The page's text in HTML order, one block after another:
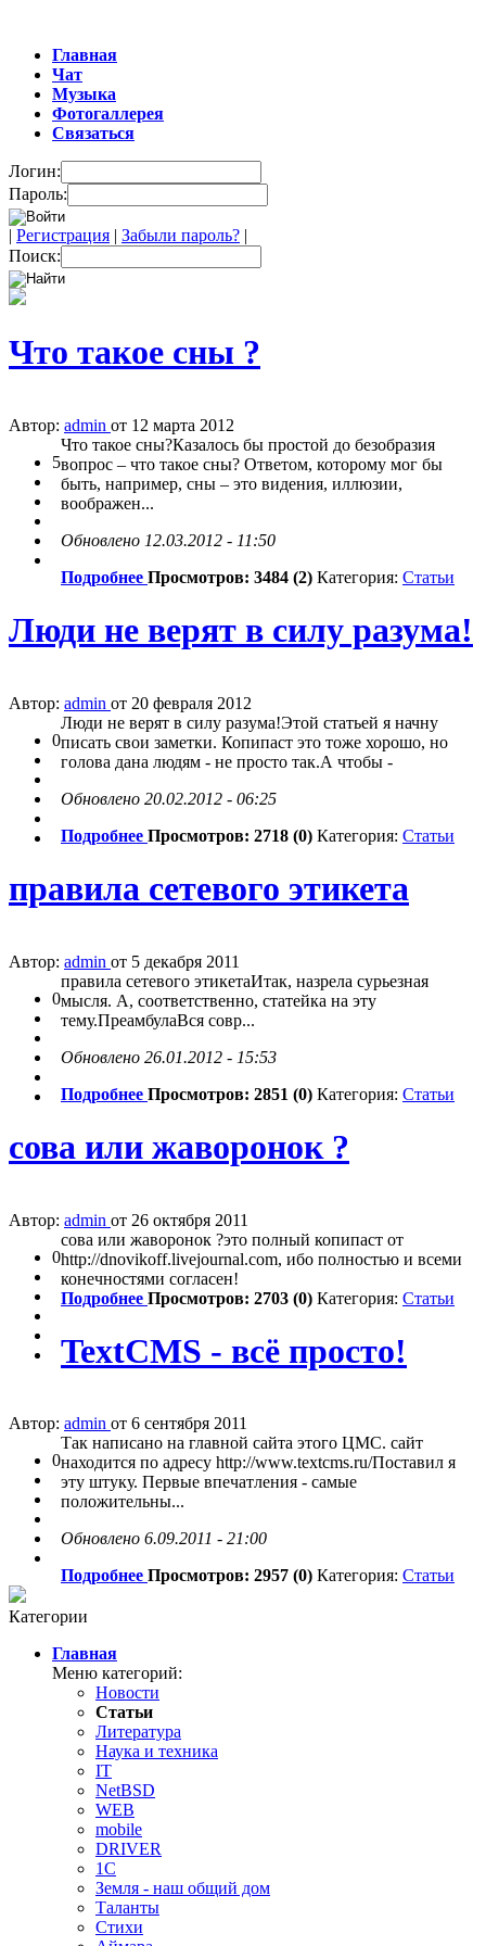
Главная
Чат
Музыка
Фотогаллерея
Связаться
Логин:
Пароль:
| Регистрация | Забыли пароль? |
Поиск:
Что такое сны ?
Автор: admin от 12 марта 2012
5
Что такое сны?Казалось бы простой до безобразия
вопрос – что такое сны? Ответом, которому мог бы
быть, например, сны – это видения, иллюзии,
воображен...
Обновлено 12.03.2012 - 11:50
Подробнее Просмотров: 3484 (2) Категория: Статьи
Люди не верят в силу разума!
Автор: admin от 20 февраля 2012
0
Люди не верят в силу разума!Этой статьей я начну
писать свои заметки. Копипаст это тоже хорошо, но
голова дана людям - не просто так.А чтобы -
Обновлено 20.02.2012 - 06:25
Подробнее Просмотров: 2718 (0) Категория: Статьи
правила сетевого этикета
Автор: admin от 5 декабря 2011
0
правила сетевого этикетаИтак, назрела сурьезная
мысля. А, соответственно, статейка на эту
тему.ПреамбулаВся совр...
Обновлено 26.01.2012 - 15:53
Подробнее Просмотров: 2851 (0) Категория: Статьи
сова или жаворонок ?
Автор: admin от 26 октября 2011
0
сова или жаворонок ?это полный копипаст от
http://dnovikoff.livejournal.com, ибо полностью и всеми
конечностями согласен!
Подробнее Просмотров: 2703 (0) Категория: Статьи
TextCMS - всё просто!
Автор: admin от 6 сентября 2011
0
Так написано на главной сайта этого ЦМС. сайт
находится по адресу http://www.textcms.ru/Поставил я
эту штуку. Первые впечатления - самые
положительны...
Обновлено 6.09.2011 - 21:00
Подробнее Просмотров: 2957 (0) Категория: Статьи
Категории
Главная
Меню категорий:
Новости
Статьи
Литература
Наука и техника
IT
NetBSD
WEB
mobile
DRIVER
1C
Земля - наш общий дом
Таланты
Стихи